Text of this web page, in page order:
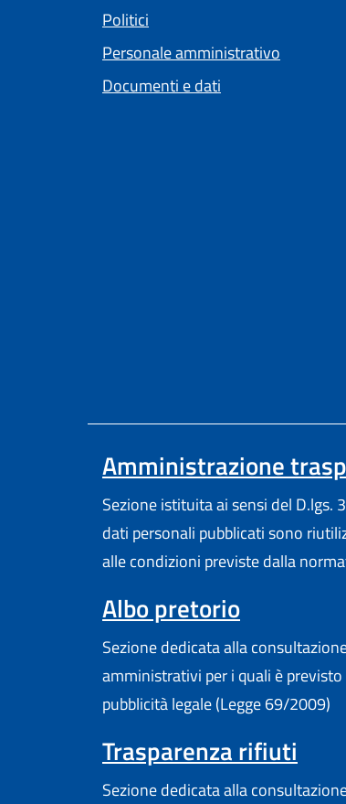
Politici
Personale amministrativo
Documenti e dati
Amministrazione
Sezione istituita ai sensi del D.lgs.
dati personali pubblicati sono
alle condizioni previste dalla
Albo pretorio
Sezione dedicata alla
amministrativi per i quali è
pubblicità legale (Legge 69/2009)
Trasparenza rifiuti
Sezione dedicata alla